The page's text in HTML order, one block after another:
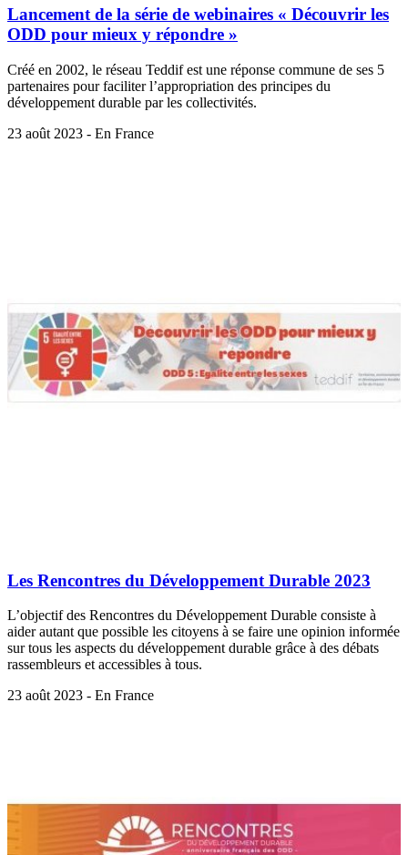
Lancement de la série de webinaires « Découvrir les
ODD pour mieux y répondre »
Créé en 2002, le réseau Teddif est une réponse commune de ses 5
partenaires pour faciliter l’appropriation des principes du
développement durable par les collectivités.
23 août 2023 - En France
Les Rencontres du Développement Durable 2023
L’objectif des Rencontres du Développement Durable consiste à
aider autant que possible les citoyens à se faire une opinion informée
sur tous les aspects du développement durable grâce à des débats
rassembleurs et accessibles à tous.
23 août 2023 - En France